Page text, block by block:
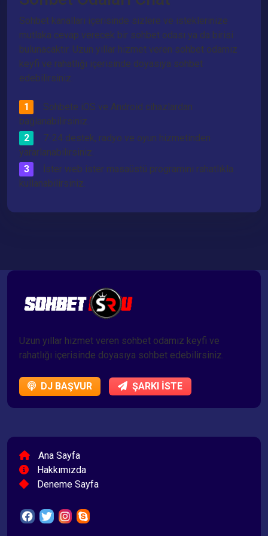
Sohbet kanalları içerisinde sizlere ve isteklerinize
mutlaka cevap verecek bir sohbet odası ya da birisi
bulunacaktır. Uzun yıllar hizmet veren sohbet odamız
keyfi ve rahatlığı içerisinde doyasıya sohbet
edebilirsiniz.
Sohbete iOS ve Android cihazlardan
bağlanabilirsiniz.
7-24 destek, radyo ve oyun hizmetinden
yararlanabilirsiniz.
İster web ister masaüstü programını rahatlıkla
kullanabilirsiniz.
Uzun yıllar hizmet veren sohbet odamız keyfi ve
rahatlığı içerisinde doyasıya sohbet edebilirsiniz.
DJ BAŞVUR ŞARKI İSTE
Ana Sayfa
Hakkımızda
Deneme Sayfa